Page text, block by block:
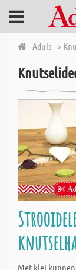
Aduis >
Met klei